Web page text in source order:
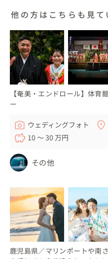
他の方はこちらも見て
【奄美・エンドロール】体育
ー
ウェディングフォト
10 〜 30 万円
その他
鹿児島県／マリンポートや南